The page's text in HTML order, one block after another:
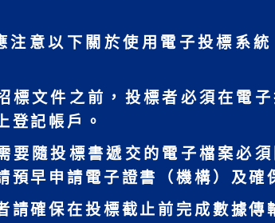
注意以下關於使用電子投標系
標文件之前，投標者必須在電
登記帳戶。
要隨投標書遞交的電子檔案必
預早申請電子證書（機構）及確
請確保在投標截止前完成數據傳